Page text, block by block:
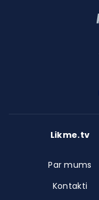
Likme.tv
Par mums
Kontakti